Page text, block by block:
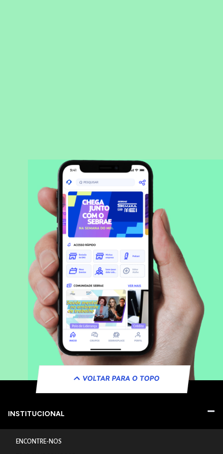
VOLTAR PARA O TOPO
INSTITUCIONAL
ENCONTRE-NOS